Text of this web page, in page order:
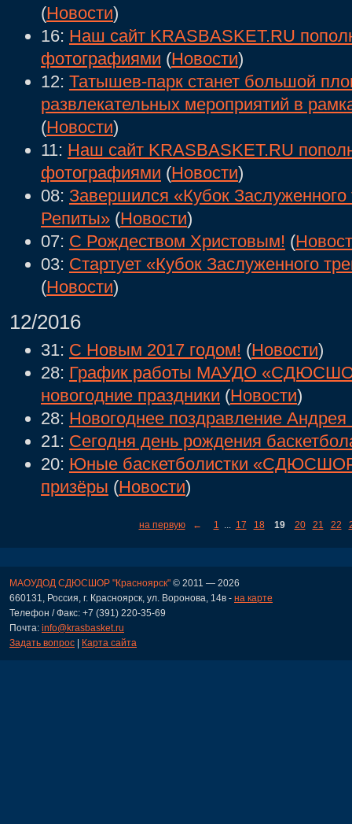
(Новости)
16: Наш сайт KRASBASKET.RU
фотографиями (Новости)
12: Татышев-парк станет большой
развлекательных мероприятий в
(Новости)
11: Наш сайт KRASBASKET.RU
фотографиями (Новости)
08: Завершился «Кубок
Репиты» (Новости)
07: С Рождеством Христовым! (
03: Стартует «Кубок Заслуженного
(Новости)
12/2016
31: С Новым 2017 годом! (Новости)
28: График работы МАУДО
новогодние праздники (Новости)
28: Новогоднее поздравление Андрея
21: Сегодня день рождения
20: Юные баскетболистки «СДЮСШОР
призёры (Новости)
на первую ← 1 17 18 19 20 21 22
МАОУДОД СДЮСШОР "Красноярск" © 2011 — 2026
660131, Россия, г. Красноярск, ул. Воронова, 14в - на карте
Телефон / Факс: +7 (391) 220-35-69
Почта: info@krasbasket.ru
Задать вопрос | Карта сайта